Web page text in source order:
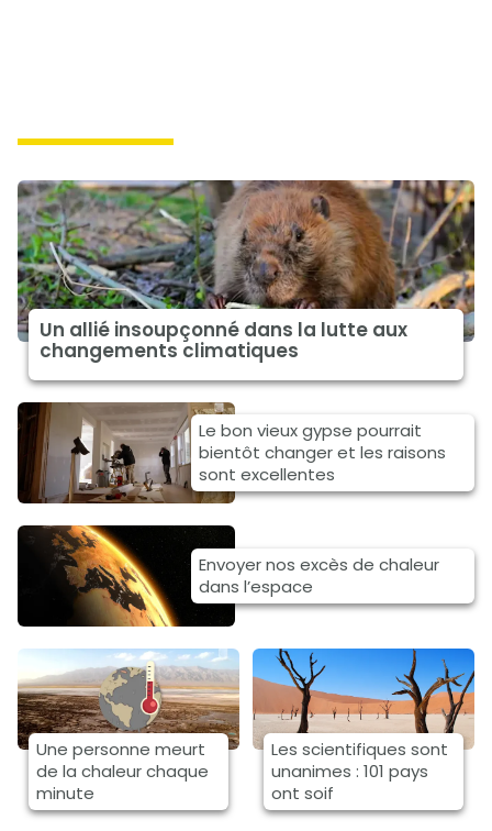
Un allié insoupçonné dans la lutte aux
changements climatiques
Le bon vieux gypse pourrait
bientôt changer et les raisons
sont excellentes
Envoyer nos excès de chaleur
dans l’espace
Une personne meurt
de la chaleur chaque
minute
Les scientifiques sont
unanimes : 101 pays
ont soif